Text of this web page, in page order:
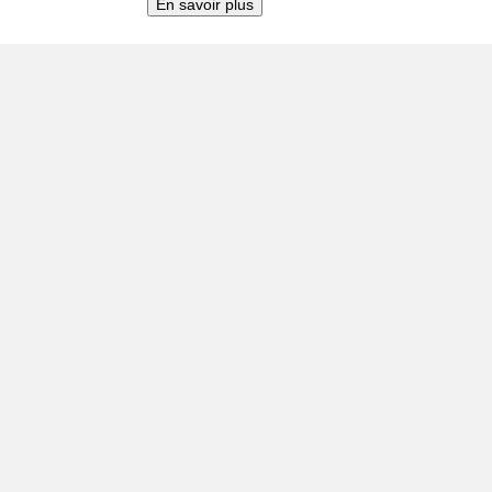
En savoir plus